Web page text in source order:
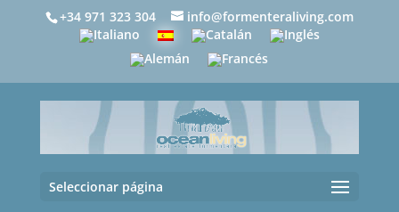
+34 971 323 304 info@formenteraliving.com
Seleccionar página